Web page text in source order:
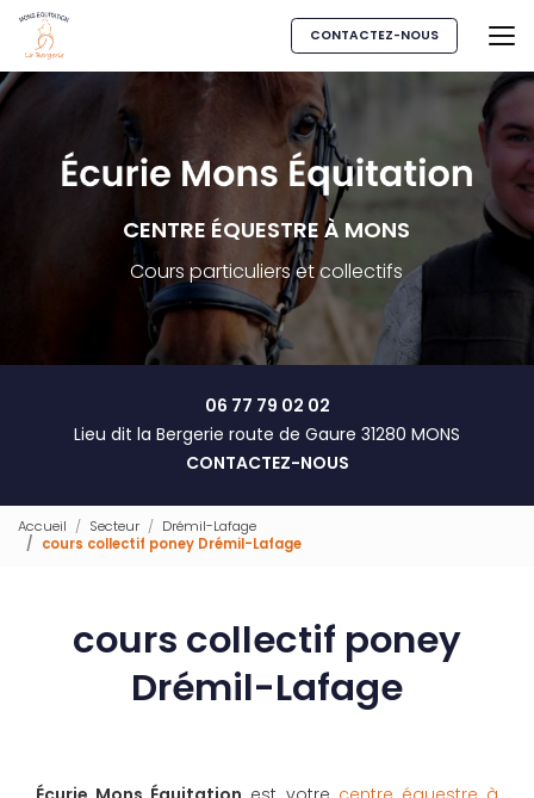
Aller
contenu
principal
CONTACTEZ-NOUS
CENTRE ÉQUESTRE À MONS
Cours particuliers et collectifs
06 77 79 02 02
Lieu dit la Bergerie route de Gaure 31280 MONS
CONTACTEZ-NOUS
Accueil Secteur
Drémil-Lafage
cours collectif poney Drémil-Lafage
cours collectif poney
Drémil-Lafage